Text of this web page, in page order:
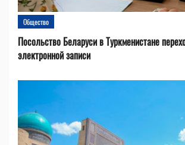
Общество
Посольство Беларуси в Туркменистане
электронной записи